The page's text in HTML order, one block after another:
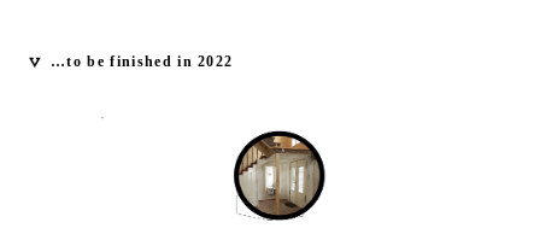
…to be finished in 2022